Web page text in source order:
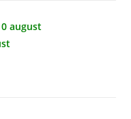
august